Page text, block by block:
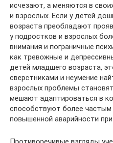
исчезают, а меняются в
и взрослых. Если у детей
возраста преобладают
у подростков и взрослых
внимания и пограничные
как тревожные и
детей младшего возраста,
сверстниками и неумение
взрослых проблемы
мешают адаптироваться в
способствуют более частым
повышенной аварийности